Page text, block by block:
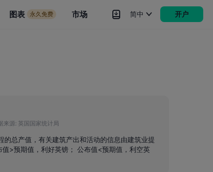
图表 永久免费 市场 简中 开户
来源: 英国国家统计局
总产值，有关建筑产出和活动的信息由建筑业提
>预期值，利好英镑； 公布值<预期值，利空英